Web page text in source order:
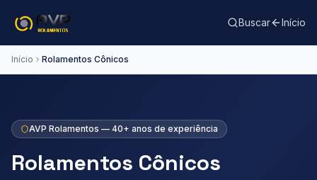
Buscar Início
Início Rolamentos Cônicos
AVP Rolamentos — 40+ anos de experiência
Rolamentos Cônicos